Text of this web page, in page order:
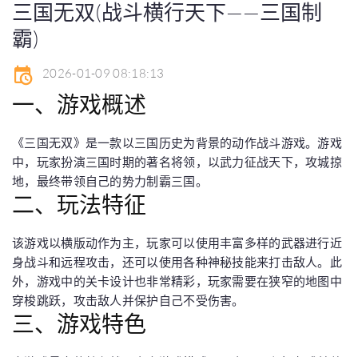
三国无双(战斗横行天下——三国制
霸)
2026-01-09 08:18:13
一、游戏概述
《三国无双》是一款以三国历史为背景的动作战斗游戏。游戏
中，玩家扮演三国时期的著名将领，以武力征战天下，攻城掠
地，最终带领自己的势力制霸三国。
二、玩法特征
该游戏以横版动作为主，玩家可以使用丰富多样的武器进行近
身战斗和远程攻击，还可以使用各种神秘技能来打击敌人。此
外，游戏中的关卡设计也非常精彩，玩家需要在狭窄的地图中
穿梭跳跃，攻击敌人并保护自己不受伤害。
三、游戏特色